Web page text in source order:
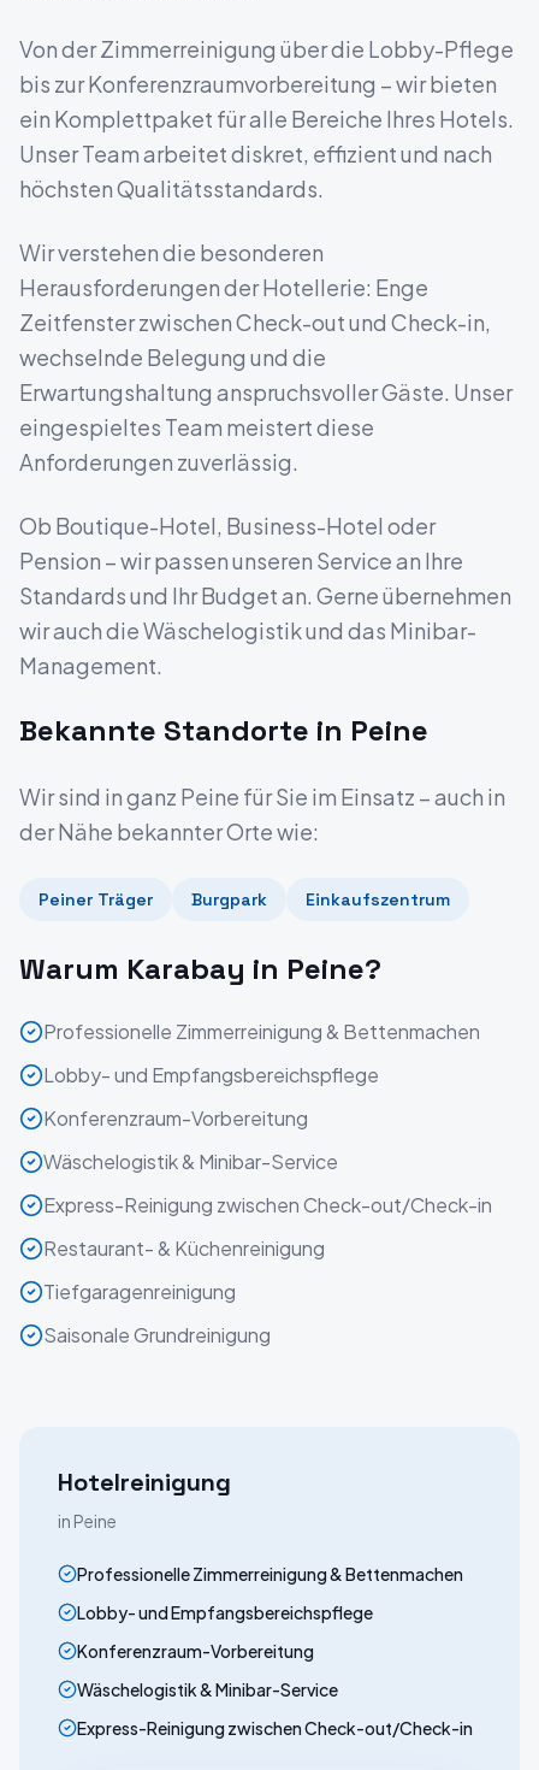
Von der Zimmerreinigung über die Lobby-Pflege
bis zur Konferenzraumvorbereitung – wir bieten
ein Komplettpaket für alle Bereiche Ihres Hotels.
Unser Team arbeitet diskret, effizient und nach
höchsten Qualitätsstandards.
Wir verstehen die besonderen
Herausforderungen der Hotellerie: Enge
Zeitfenster zwischen Check-out und Check-in,
wechselnde Belegung und die
Erwartungshaltung anspruchsvoller Gäste. Unser
eingespieltes Team meistert diese
Anforderungen zuverlässig.
Ob Boutique-Hotel, Business-Hotel oder
Pension – wir passen unseren Service an Ihre
Standards und Ihr Budget an. Gerne übernehmen
wir auch die Wäschelogistik und das Minibar-
Management.
Bekannte Standorte in Peine
Wir sind in ganz Peine für Sie im Einsatz – auch in
der Nähe bekannter Orte wie:
Peiner Träger Burgpark Einkaufszentrum
Warum Karabay in Peine?
Professionelle Zimmerreinigung & Bettenmachen
Lobby- und Empfangsbereichspflege
Konferenzraum-Vorbereitung
Wäschelogistik & Minibar-Service
Express-Reinigung zwischen Check-out/Check-in
Restaurant- & Küchenreinigung
Tiefgaragenreinigung
Saisonale Grundreinigung
Hotelreinigung
in Peine
Professionelle Zimmerreinigung & Bettenmachen
Lobby- und Empfangsbereichspflege
Konferenzraum-Vorbereitung
Wäschelogistik & Minibar-Service
Express-Reinigung zwischen Check-out/Check-in